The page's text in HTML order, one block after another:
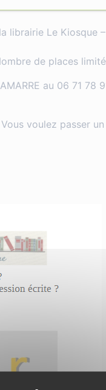
librairie Le Kiosque
de places limité
au 06 71 78
voulez passer